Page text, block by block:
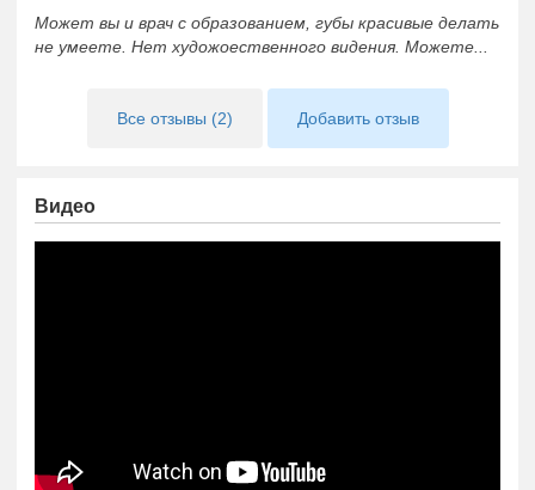
Может вы и врач с образованием, губы красивые делать
не умеете. Нет художоественного видения. Можете...
Все отзывы (2) Добавить отзыв
Видео